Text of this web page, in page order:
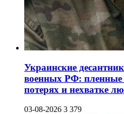
Украинские
военных РФ: пленные
потерях и нехватке
03-08-2026 3 379